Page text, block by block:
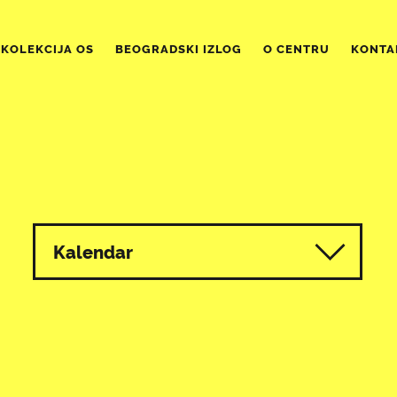
KOLEKCIJA OS BEOGRADSKI IZLOG O CENTRU
Kalendar